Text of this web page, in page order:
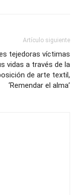
Artículo siguiente
tejedoras víctimas
vidas a través de la
de arte textil,
‘Remendar el alma’